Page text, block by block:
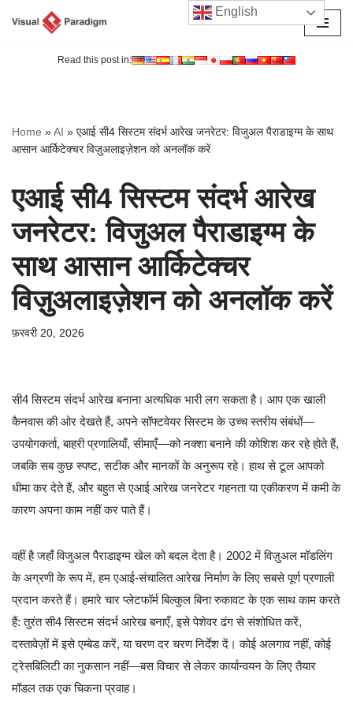
Read this post in:
Home »AI » एआई सी4 सिस्टम संदर्भ आरेख जनरेटर: विजुअल पैराडाइग्म के साथ
आसान आर्किटेक्चर विज़ुअलाइज़ेशन को अनलॉक करें
एआई सी4 सिस्टम संदर्भ आरेख
जनरेटर: विजुअल पैराडाइग्म के
साथ आसान आर्किटेक्चर
विज़ुअलाइज़ेशन को अनलॉक करें
फ़रवरी 20, 2026
सी4 सिस्टम संदर्भ आरेख बनाना अत्यधिक भारी लग सकता है। आप एक खाली
कैनवास की ओर देखते हैं, अपने सॉफ्टवेयर सिस्टम के उच्च स्तरीय संबंधों—
उपयोगकर्ता, बाहरी प्रणालियाँ, सीमाएँ—को नक्शा बनाने की कोशिश कर रहे होते हैं,
जबकि सब कुछ स्पष्ट, सटीक और मानकों के अनुरूप रहे। हाथ से टूल आपको
धीमा कर देते हैं, और बहुत से एआई आरेख जनरेटर गहनता या एकीकरण में कमी के
कारण अपना काम नहीं कर पाते हैं।
वहीं है जहाँ विजुअल पैराडाइग्म खेल को बदल देता है। 2002 में विज़ुअल मॉडलिंग
के अग्रणी के रूप में, हम एआई-संचालित आरेख निर्माण के लिए सबसे पूर्ण प्रणाली
प्रदान करते हैं। हमारे चार प्लेटफॉर्म बिल्कुल बिना रुकावट के एक साथ काम करते
हैं: तुरंत सी4 सिस्टम संदर्भ आरेख बनाएँ, इसे पेशेवर ढंग से संशोधित करें,
दस्तावेज़ों में इसे एम्बेड करें, या चरण दर चरण निर्देश दें। कोई अलगाव नहीं, कोई
ट्रेसबिलिटी का नुकसान नहीं—बस विचार से लेकर कार्यान्वयन के लिए तैयार
मॉडल तक एक चिकना प्रवाह।
English